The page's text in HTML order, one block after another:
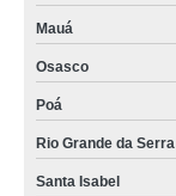
Mauá
Osasco
Poá
Rio Grande da Serra
Santa Isabel